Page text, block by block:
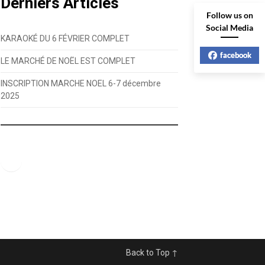
KARAOKÉ DU 6 FÉVRIER COMPLET
LE MARCHÉ DE NOËL EST COMPLET
INSCRIPTION MARCHE NOEL 6-7 décembre
2025
Back to Top ↑
Follow us on
Social Media
facebook